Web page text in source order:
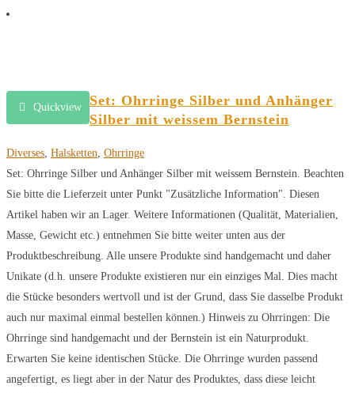
Quickview
Set: Ohrringe Silber und Anhänger
Silber mit weissem Bernstein
Diverses, Halsketten, Ohrringe
Set: Ohrringe Silber und Anhänger Silber mit weissem Bernstein. Beachten
Sie bitte die Lieferzeit unter Punkt "Zusätzliche Information". Diesen
Artikel haben wir an Lager. Weitere Informationen (Qualität, Materialien,
Masse, Gewicht etc.) entnehmen Sie bitte weiter unten aus der
Produktbeschreibung. Alle unsere Produkte sind handgemacht und daher
Unikate (d.h. unsere Produkte existieren nur ein einziges Mal. Dies macht
die Stücke besonders wertvoll und ist der Grund, dass Sie dasselbe Produkt
auch nur maximal einmal bestellen können.) Hinweis zu Ohrringen: Die
Ohrringe sind handgemacht und der Bernstein ist ein Naturprodukt.
Erwarten Sie keine identischen Stücke. Die Ohrringe wurden passend
angefertigt, es liegt aber in der Natur des Produktes, dass diese leicht